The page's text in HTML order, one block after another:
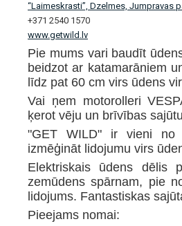
“Laimeskrasti”, Dzelmes, Jumpravas
+371 2540 1570
www.getwild.lv
Pie mums vari baudīt
beidzot ar katamarāniem
līdz pat 60 cm virs ūdens
Vai ņem motorolleri
ķerot vēju un brīvības
"GET WILD" ir vieni no
izmēģināt lidojumu virs
Elektriskais ūdens dēlis
zemūdens spārnam, pie
lidojums. Fantastiskas
Pieejams nomai: